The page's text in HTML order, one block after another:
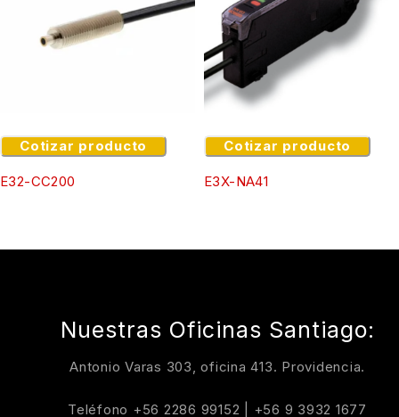
Cotizar producto
E32-CC200
Cotizar producto
E3X-NA41
Nuestras Oficinas Santiago:
Antonio Varas 303, oficina 413. Providencia.
Teléfono +56 2286 99152 +56 9 3932 1677